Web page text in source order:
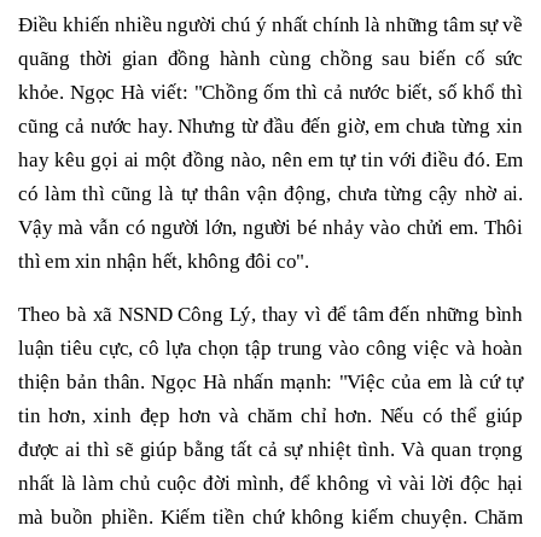
Điều khiến nhiều người chú ý nhất chính là những tâm sự về
quãng thời gian đồng hành cùng chồng sau biến cố sức
khỏe. Ngọc Hà viết: "Chồng ốm thì cả nước biết, số khổ thì
cũng cả nước hay. Nhưng từ đầu đến giờ, em chưa từng xin
hay kêu gọi ai một đồng nào, nên em tự tin với điều đó. Em
có làm thì cũng là tự thân vận động, chưa từng cậy nhờ ai.
Vậy mà vẫn có người lớn, người bé nhảy vào chửi em. Thôi
thì em xin nhận hết, không đôi co".
Theo bà xã NSND Công Lý, thay vì để tâm đến những bình
luận tiêu cực, cô lựa chọn tập trung vào công việc và hoàn
thiện bản thân. Ngọc Hà nhấn mạnh: "Việc của em là cứ tự
tin hơn, xinh đẹp hơn và chăm chỉ hơn. Nếu có thể giúp
được ai thì sẽ giúp bằng tất cả sự nhiệt tình. Và quan trọng
nhất là làm chủ cuộc đời mình, để không vì vài lời độc hại
mà buồn phiền. Kiếm tiền chứ không kiếm chuyện. Chăm